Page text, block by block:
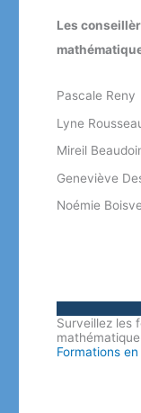
Les
Pascale Reny
Lyne
Mireil
Geneviève
Noémie
Surveillez les
Formations